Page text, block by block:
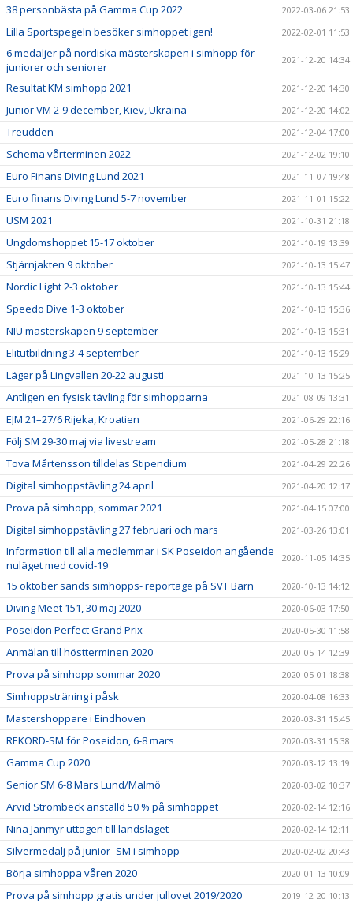
38 personbästa på Gamma Cup 2022 2022-03-06 21:53
Lilla Sportspegeln besöker simhoppet igen! 2022-02-01 11:53
6 medaljer på nordiska mästerskapen i simhopp för
juniorer och seniorer
2021-12-20 14:34
Resultat KM simhopp 2021 2021-12-20 14:30
Junior VM 2-9 december, Kiev, Ukraina 2021-12-20 14:02
Treudden 2021-12-04 17:00
Schema vårterminen 2022 2021-12-02 19:10
Euro Finans Diving Lund 2021 2021-11-07 19:48
Euro finans Diving Lund 5-7 november 2021-11-01 15:22
USM 2021 2021-10-31 21:18
Ungdomshoppet 15-17 oktober 2021-10-19 13:39
Stjärnjakten 9 oktober 2021-10-13 15:47
Nordic Light 2-3 oktober 2021-10-13 15:44
Speedo Dive 1-3 oktober 2021-10-13 15:36
NIU mästerskapen 9 september 2021-10-13 15:31
Elitutbildning 3-4 september 2021-10-13 15:29
Läger på Lingvallen 20-22 augusti 2021-10-13 15:25
Äntligen en fysisk tävling för simhopparna 2021-08-09 13:31
EJM 21–27/6 Rijeka, Kroatien 2021-06-29 22:16
Följ SM 29-30 maj via livestream 2021-05-28 21:18
Tova Mårtensson tilldelas Stipendium 2021-04-29 22:26
Digital simhoppstävling 24 april 2021-04-20 12:17
Prova på simhopp, sommar 2021 2021-04-15 07:00
Digital simhoppstävling 27 februari och mars 2021-03-26 13:01
Information till alla medlemmar i SK Poseidon angående
nuläget med covid-19
2020-11-05 14:35
15 oktober sänds simhopps- reportage på SVT Barn 2020-10-13 14:12
Diving Meet 151, 30 maj 2020 2020-06-03 17:50
Poseidon Perfect Grand Prix 2020-05-30 11:58
Anmälan till höstterminen 2020 2020-05-14 12:39
Prova på simhopp sommar 2020 2020-05-01 18:38
Simhoppsträning i påsk 2020-04-08 16:33
Mastershoppare i Eindhoven 2020-03-31 15:45
REKORD-SM för Poseidon, 6-8 mars 2020-03-31 15:38
Gamma Cup 2020 2020-03-12 13:19
Senior SM 6-8 Mars Lund/Malmö 2020-03-02 10:37
Arvid Strömbeck anställd 50 % på simhoppet 2020-02-14 12:16
Nina Janmyr uttagen till landslaget 2020-02-14 12:11
Silvermedalj på junior- SM i simhopp 2020-02-02 20:43
Börja simhoppa våren 2020 2020-01-13 10:09
Prova på simhopp gratis under jullovet 2019/2020 2019-12-20 10:13